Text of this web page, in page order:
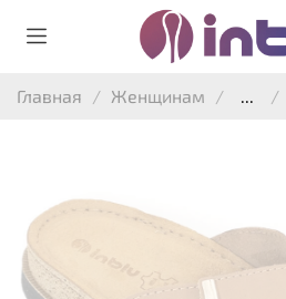
Главная Женщинам ...